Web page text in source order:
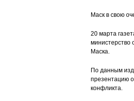
Маск в свою
20 марта
министерство
Маска.
По данным
презентацию о
конфликта.